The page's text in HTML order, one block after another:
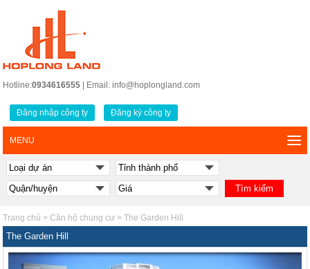
Hotline:0934616555 | Email: info@hoplongland.com
Đăng nhập công ty Đăng ký công ty
MENU
Trang chủ >Căn hộ chung cư >The Garden Hill
The Garden Hill